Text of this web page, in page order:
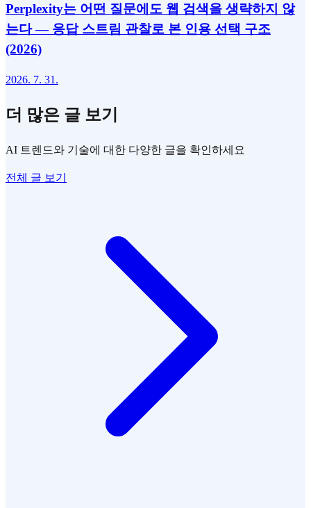
Perplexity는 어떤 질문에도 웹 검색을 생략하지 않
는다 — 응답 스트림 관찰로 본 인용 선택 구조
(2026)
2026. 7. 31.
더 많은 글 보기
AI 트렌드와 기술에 대한 다양한 글을 확인하세요
전체 글 보기